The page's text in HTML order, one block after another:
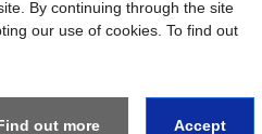
မူဝါဒ
သုံးစွဲရန် ဝက်ဆိုဒ်အညွှန်း
By continuing through the site
our use of cookies. To find out
out more Accept